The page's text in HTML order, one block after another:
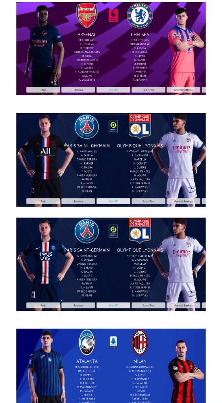
PES21 PC
/ חבילה
ערכות
ביגוד ריאל
מדריד
עונה
2024/25
– Pack
Real
Madrid
Clothing
Season
Noam_r
20/10/2024
13:09
PES21 PC
חבילה
ערכות
ביגוד עונה
גרסה 2.0
Kitpack
SEASON
2024/25
V2.0
Noam_r
12/10/2024
ביגוד עונה
2024/25
גרסה 1.0
– Mega
Kitpack
SEASON